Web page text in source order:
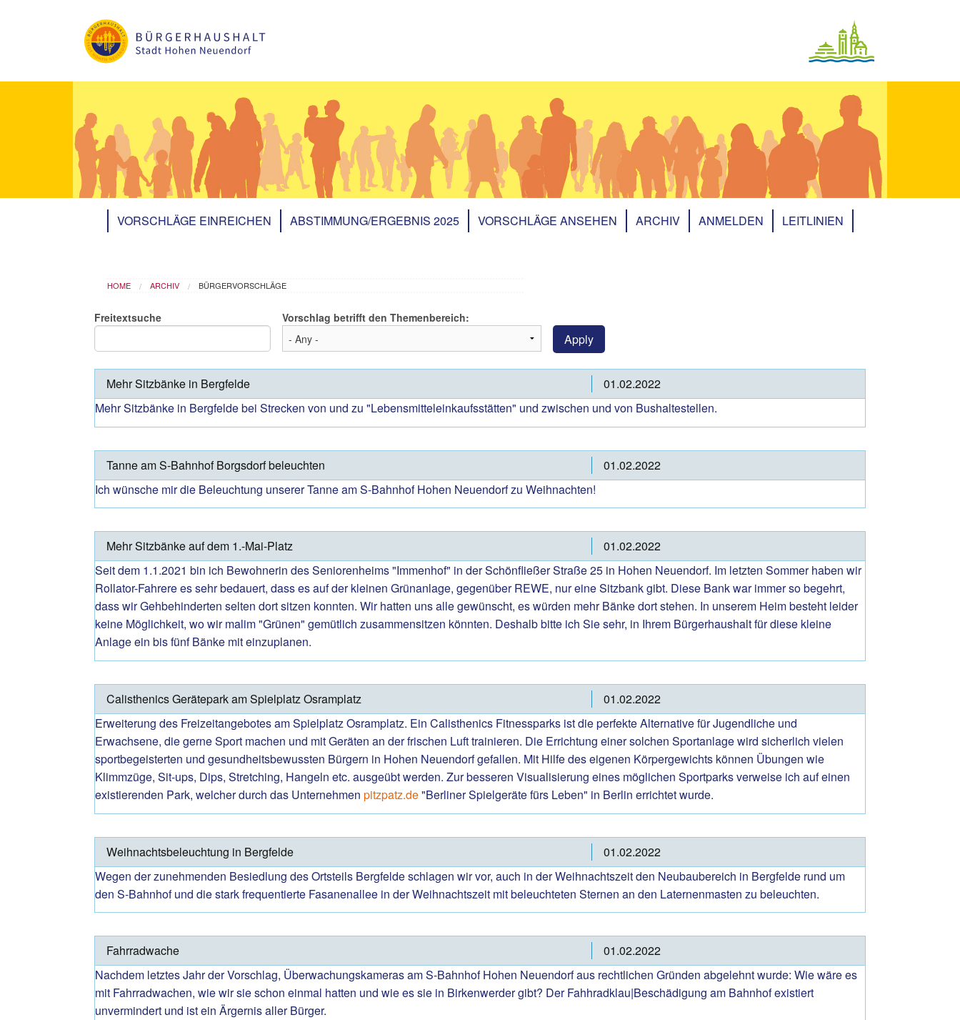
VORSCHLÄGE EINREICHEN ABSTIMMUNG/ERGEBNIS 2025 VORSCHLÄGE ANSEHEN ARCHIV
Archiv 2018
Archiv 2017
Archiv 2016
ANMELDEN LEITLINIEN
You are here
HOME ARCHIV BÜRGERVORSCHLÄGE
Freitextsuche Vorschlag betrifft den Themenbereich:
Apply
Mehr Sitzbänke in Bergfelde
01.02.2022
Mehr Sitzbänke in Bergfelde bei Strecken von und zu "Lebensmitteleinkaufsstätten" und zwischen und von Bushaltestellen.
Tanne am S-Bahnhof Borgsdorf beleuchten
01.02.2022
Ich wünsche mir die Beleuchtung unserer Tanne am S-Bahnhof Hohen Neuendorf zu Weihnachten!
Mehr Sitzbänke auf dem 1.-Mai-Platz
01.02.2022
Seit dem 1.1.2021 bin ich Bewohnerin des Seniorenheims "Immenhof" in der Schönfließer Straße 25 in Hohen Neuendorf. Im letzten Sommer haben wir
Rollator-Fahrere es sehr bedauert, dass es auf der kleinen Grünanlage, gegenüber REWE, nur eine Sitzbank gibt. Diese Bank war immer so begehrt,
dass wir Gehbehinderten selten dort sitzen konnten. Wir hatten uns alle gewünscht, es würden mehr Bänke dort stehen. In unserem Heim besteht leider
keine Möglichkeit, wo wir malim "Grünen" gemütlich zusammensitzen könnten. Deshalb bitte ich Sie sehr, in Ihrem Bürgerhaushalt für diese kleine
Anlage ein bis fünf Bänke mit einzuplanen.
Calisthenics Gerätepark am Spielplatz Osramplatz
01.02.2022
Erweiterung des Freizeitangebotes am Spielplatz Osramplatz. Ein Calisthenics Fitnessparks ist die perfekte Alternative für Jugendliche und
Erwachsene, die gerne Sport machen und mit Geräten an der frischen Luft trainieren. Die Errichtung einer solchen Sportanlage wird sicherlich vielen
sportbegeisterten und gesundheitsbewussten Bürgern in Hohen Neuendorf gefallen. Mit Hilfe des eigenen Körpergewichts können Übungen wie
Klimmzüge, Sit-ups, Dips, Stretching, Hangeln etc. ausgeübt werden. Zur besseren Visualisierung eines möglichen Sportparks verweise ich auf einen
existierenden Park, welcher durch das Unternehmen pitzpatz.de"Berliner Spielgeräte fürs Leben" in Berlin errichtet wurde.
Weihnachtsbeleuchtung in Bergfelde
01.02.2022
Wegen der zunehmenden Besiedlung des Ortsteils Bergfelde schlagen wir vor, auch in der Weihnachtszeit den Neubaubereich in Bergfelde rund um
den S-Bahnhof und die stark frequentierte Fasanenallee in der Weihnachtszeit mit beleuchteten Sternen an den Laternenmasten zu beleuchten.
Fahrradwache
01.02.2022
Nachdem letztes Jahr der Vorschlag, Überwachungskameras am S-Bahnhof Hohen Neuendorf aus rechtlichen Gründen abgelehnt wurde: Wie wäre es
mit Fahrradwachen, wie wir sie schon einmal hatten und wie es sie in Birkenwerder gibt? Der Fahhradklau|Beschädigung am Bahnhof existiert
unvermindert und ist ein Ärgernis aller Bürger.